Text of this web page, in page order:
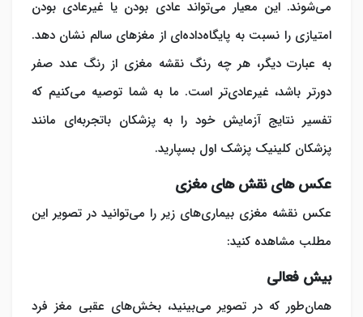
می‌شوند. این معیار می‌تواند عادی بودن یا غیرعادی بودن
امتیازی را نسبت به پایگاه‌داده‌ای از مغزهای سالم نشان دهد.
به عبارت دیگر، هر چه رنگ نقشه مغزی از رنگ عدد صفر
دورتر باشد، غیرعادی‌تر است. ما به شما توصیه می‌کنیم که
تفسیر نتایج آزمایش خود را به پزشکان باتجربه‌ای مانند
پزشکان کلینیک پزشک اول بسپارید.
عکس های نقش های مغزی
عکس نقشه مغزی بیماری‌های زیر را می‌توانید در تصویر این
مطلب مشاهده کنید:
بیش فعالی
همان‌طور که در تصویر می‌بینید، بخش‌های عقبی مغز فرد